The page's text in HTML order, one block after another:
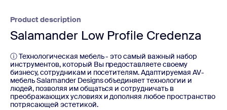
Product description
Salamander Low Profile Credenza
ⓘ Технологическая мебель - это самый важный набор
инструментов, который Вы предоставляете своему
бизнесу, сотрудникам и посетителям. Адаптируемая AV-
мебель Salamander Designs объединяет технологии и
людей, позволяя им общаться и сотрудничать в
преображающих условиях и дополняя любое пространство
потрясающей эстетикой.